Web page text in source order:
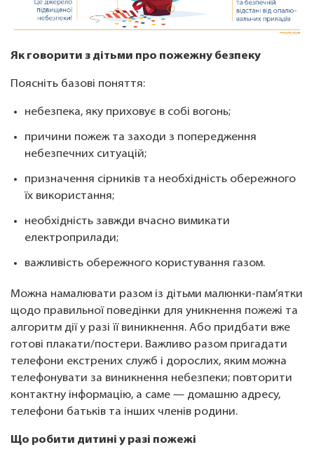
Як говорити з дітьми про пожежну безпеку
Поясніть базові поняття:
небезпека, яку приховує в собі вогонь;
причини пожеж та заходи з попередження
небезпечних ситуацій;
призначення сірників та необхідність обережного
їх використання;
необхідність завжди вчасно вимикати
електроприлади;
важливість обережного користування газом.
Можна намалювати разом із дітьми малюнки-пам’ятки
щодо правильної поведінки для уникнення пожежі та
алгоритм дії у разі її виникнення. Або придбати вже
готові плакати/постери. Важливо разом пригадати
телефони екстрених служб і дорослих, яким можна
телефонувати за виникнення небезпеки; повторити
контактну інформацію, а саме — домашню адресу,
телефони батьків та інших членів родини.
Що робити дитині у разі пожежі